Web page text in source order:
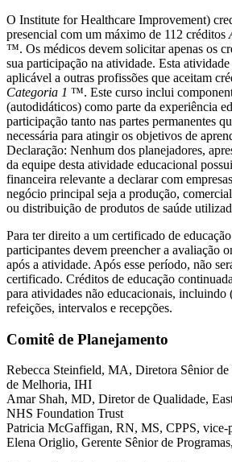
O Institute for Healthcare Improvement)
presencial com um máximo de 112 créditos
™. Os médicos devem solicitar apenas os
sua participação na atividade. Esta
aplicável a outras profissões que aceitam
Categoria 1 ™. Este curso inclui
(autodidáticos) como parte da experiência
participação tanto nas partes permanentes
necessária para atingir os objetivos de
Declaração: Nenhum dos planejadores,
da equipe desta atividade educacional
financeira relevante a declarar com
negócio principal seja a produção,
ou distribuição de produtos de saúde
Para ter direito a um certificado de
participantes devem preencher a avaliação
após a atividade. Após esse período, não
certificado. Créditos de educação
para atividades não educacionais, incluindo
refeições, intervalos e recepções.
Comitê de Planejamento
Rebecca Steinfield, MA, Diretora Sênior de
de Melhoria, IHI
Amar Shah, MD, Diretor de Qualidade,
NHS Foundation Trust
Patricia McGaffigan, RN, MS, CPPS, vice-
Elena Origlio, Gerente Sênior de